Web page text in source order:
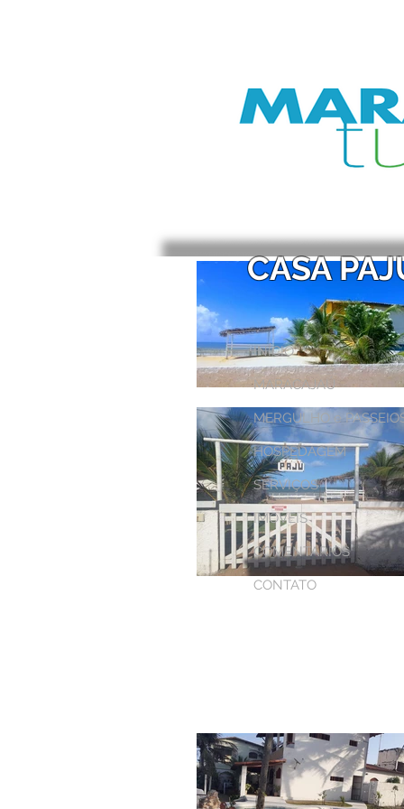
CASA
INÍCIO
MARACAJAÚ
MERGULHO e
HOSPEDAGEM
SERVIÇOS
IMOVEIS
COMENTARIOS
CONTATO